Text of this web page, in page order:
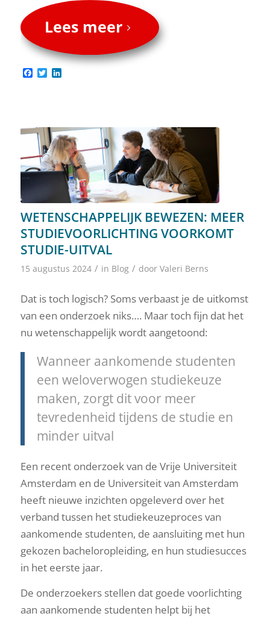
Lees meer
Facebook
TwitterLinkedIn
WETENSCHAPPELIJK BEWEZEN: MEER
STUDIEVOORLICHTING VOORKOMT
STUDIE-UITVAL
15 augustus 2024 / in Blog / door Valeri Berns
Dat is toch logisch? Soms verbaast je de uitkomst
van een onderzoek niks…. Maar toch fijn dat het
nu wetenschappelijk wordt aangetoond:
Wanneer aankomende studenten
een weloverwogen studiekeuze
maken, zorgt dit voor meer
tevredenheid tijdens de studie en
minder uitval
Een recent onderzoek van de Vrije Universiteit
Amsterdam en de Universiteit van Amsterdam
heeft nieuwe inzichten opgeleverd over het
verband tussen het studiekeuzeproces van
aankomende studenten, de aansluiting met hun
gekozen bacheloropleiding, en hun studiesucces
in het eerste jaar.
De onderzoekers stellen dat goede voorlichting
aan aankomende studenten helpt bij het